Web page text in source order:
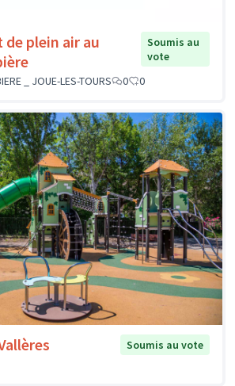
de plein air au
Soumis au
vote
_ JOUE-LES-TOURS
0 0
Soumis au vote